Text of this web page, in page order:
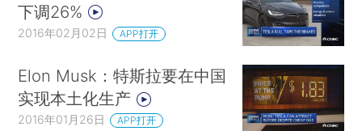
下调26%
2016年02月02日 APP打开
Elon Musk：特斯拉要在中国
实现本土化生产
2016年01月26日 APP打开